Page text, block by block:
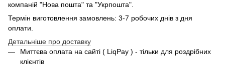
компаній "Нова пошта" та "Укрпошта".
Термін виготовлення замовлень: 3-7 робочих днів з дня
оплати.
Детальніше про доставку
Миттєва оплата на сайті ( LiqPay ) - тільки для роздрібних
клієнтів